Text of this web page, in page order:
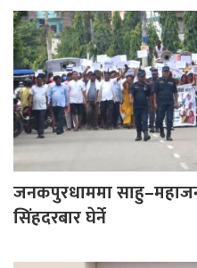
जनकपुरधाममा
सिंहदरबार घेर्ने